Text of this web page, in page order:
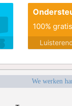
100% gratis
We werken